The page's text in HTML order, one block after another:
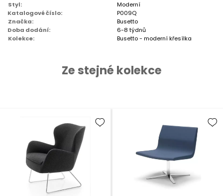
Styl:
Moderní
Katalogové číslo:
P009Q
Značka:
Busetto
Doba dodání:
6-8 týdnů
Kolekce:
Busetto - moderní křesílka
Ze stejné kolekce